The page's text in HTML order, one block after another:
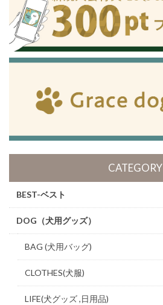
CATEGORY
BEST-ベスト
DOG（犬用グッズ）
BAG (犬用バッグ)
CLOTHES(犬服)
LIFE(犬グッズ ,日用品)